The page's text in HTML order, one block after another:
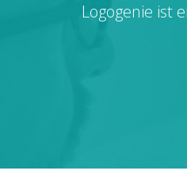
Logogenie ist